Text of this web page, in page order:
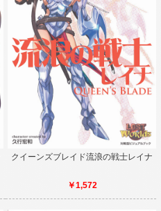
クイーンズブレイド流浪の戦士レイナ
￥1,572